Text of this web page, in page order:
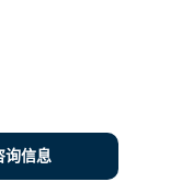
询信息